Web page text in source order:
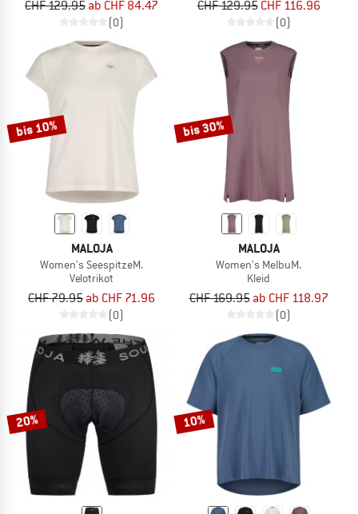
CHF 129.95 ab CHF 84.47
(0)
CHF 129.95 CHF 116.96
(0)
bis 10%
MALOJA
Women's SeespitzeM.
Velotrikot
CHF 79.95 ab CHF 71.96
(0)
bis 30%
MALOJA
Women's MelbuM.
Kleid
CHF 169.95 ab CHF 118.97
(0)
20% 10%